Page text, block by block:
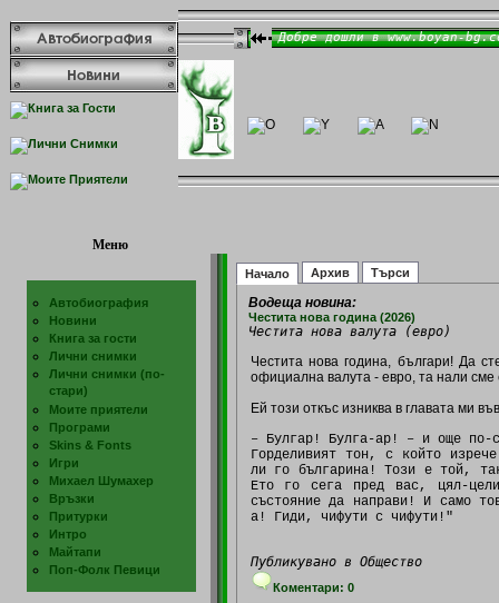
Меню
Автобиография
Новини
Книга за гости
Лични снимки
Лични снимки (по-
стари)
Моите приятели
Програми
Skins & Fonts
Игри
Михаел Шумахер
Връзки
Притурки
Интро
Майтапи
Поп-Фолк Певици
Начало Архив Търси
Водеща новина:
Честита нова година (2026)
Честита нова валута (евро)
Честита нова година, българи! Да
официална валута - евро, та нали сме
Ей този откъс изниква в главата ми
– Булгар! Булга-ар! – и още по-
Горделивият тон, с който
ли го българина! Този е той,
Ето го сега пред вас, цял-
състояние да направи! И само
а! Гиди, чифути с чифути!"
Публикувано в Общество
Коментари: 0